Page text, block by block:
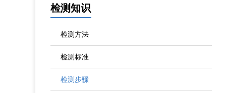
检测知识
检测方法
检测标准
检测步骤